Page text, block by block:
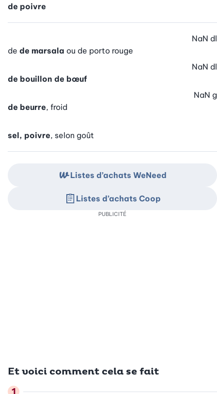
de poivre
de de marsala ou de porto rouge
NaN dl
de bouillon de bœuf
NaN dl
de beurre, froid
NaN g
sel, poivre, selon goût
Et voici comment cela se fait
Listes d’achats WeNeed
Listes d’achats Coop
PUBLICITÉ